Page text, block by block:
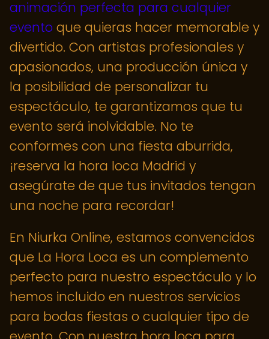
animación perfecta para cualquier
evento que quieras hacer memorable y
divertido. Con artistas profesionales y
apasionados, una producción única y
la posibilidad de personalizar tu
espectáculo, te garantizamos que tu
evento será inolvidable. No te
conformes con una fiesta aburrida,
¡reserva la hora loca Madrid y
asegúrate de que tus invitados tengan
una noche para recordar!
En Niurka Online, estamos convencidos
que La Hora Loca es un complemento
perfecto para nuestro espectáculo y lo
hemos incluido en nuestros servicios
para bodas fiestas o cualquier tipo de